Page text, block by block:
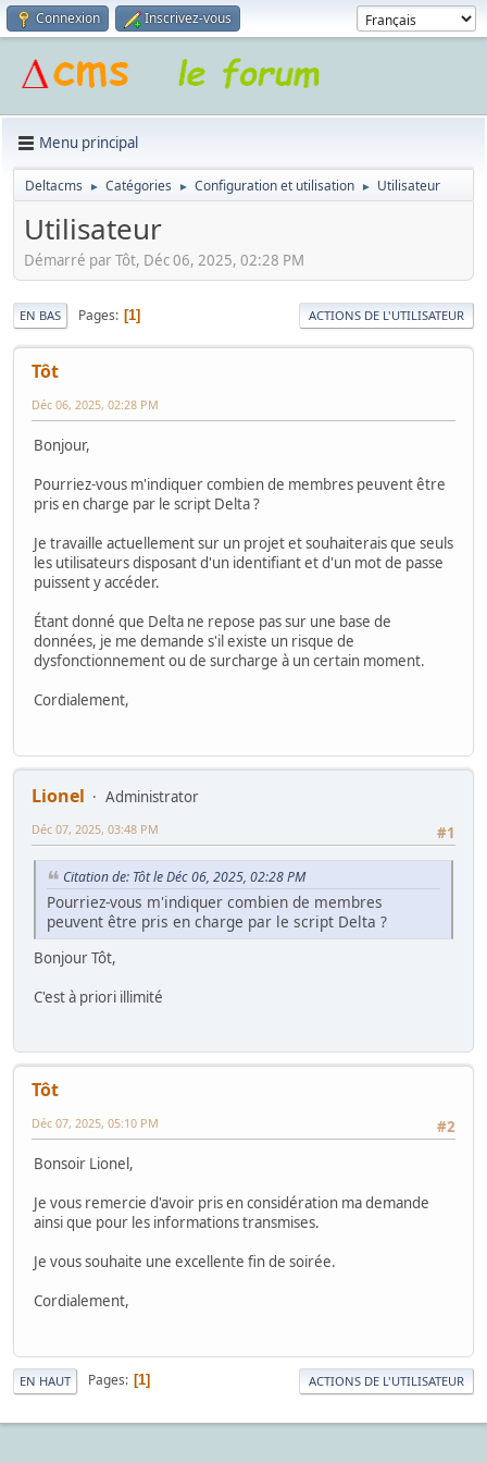
Connexion Inscrivez-vous
Menu principal
Deltacms ► Catégories ► Configuration et utilisation ► Utilisateur
Utilisateur
Démarré par Tôt, Déc 06, 2025, 02:28 PM
EN BAS Pages 1 ACTIONS DE L'UTILISATEUR
Tôt
Déc 06, 2025, 02:28 PM
Bonjour,
Pourriez-vous m'indiquer combien de membres peuvent être
pris en charge par le script Delta ?
Je travaille actuellement sur un projet et souhaiterais que seuls
les utilisateurs disposant d'un identifiant et d'un mot de passe
puissent y accéder.
Étant donné que Delta ne repose pas sur une base de
données, je me demande s'il existe un risque de
dysfonctionnement ou de surcharge à un certain moment.
Cordialement,
Lionel
Administrator
#1
Déc 07, 2025, 03:48 PM
Citation de: Tôt le Déc 06, 2025, 02:28 PM
Pourriez-vous m'indiquer combien de membres
peuvent être pris en charge par le script Delta ?
Bonjour Tôt,
C'est à priori illimité
Tôt
#2
Déc 07, 2025, 05:10 PM
Bonsoir Lionel,
Je vous remercie d'avoir pris en considération ma demande
ainsi que pour les informations transmises.
Je vous souhaite une excellente fin de soirée.
Cordialement,
EN HAUT Pages 1 ACTIONS DE L'UTILISATEUR